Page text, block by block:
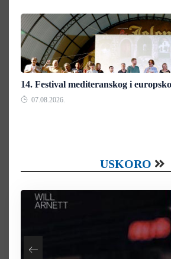
14. Festival mediteranskog i
07.08.2026.
USKORO